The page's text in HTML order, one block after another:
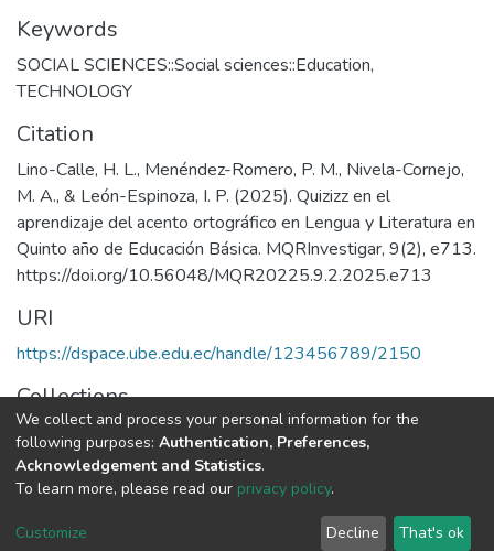
Keywords
SOCIAL SCIENCES::Social sciences::Education,
TECHNOLOGY
Citation
Lino-Calle, H. L., Menéndez-Romero, P. M., Nivela-Cornejo,
M. A., & León-Espinoza, I. P. (2025). Quizizz en el
aprendizaje del acento ortográfico en Lengua y Literatura en
Quinto año de Educación Básica. MQRInvestigar, 9(2), e713.
https://doi.org/10.56048/MQR20225.9.2.2025.e713
URI
https://dspace.ube.edu.ec/handle/123456789/2150
Collections
Artículos Científicos
Full item page
We collect and process your personal information for the
following purposes: Authentication, Preferences,
Acknowledgement and Statistics.
To learn more, please read our privacy policy.
Customize Decline That's ok